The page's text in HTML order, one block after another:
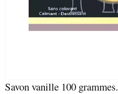
Savon vanille 100 grammes.